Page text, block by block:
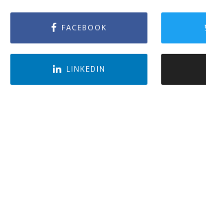
FACEBOOK
LINKEDIN